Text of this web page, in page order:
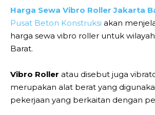
Harga Sewa Vibro Roller Jakarta
Pusat Beton Konstruksi akan
harga sewa vibro roller untuk
Barat.
Vibro Roller atau disebut juga
merupakan alat berat yang
pekerjaan yang berkaitan dengan